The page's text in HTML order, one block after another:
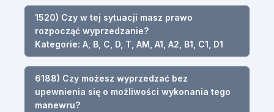
1520) Czy w tej sytuacji masz prawo
rozpocząć wyprzedzanie?
Kategorie: A, B, C, D, T, AM, A1, A2, B1, C1, D1
6188) Czy możesz wyprzedzać bez
upewnienia się o możliwości wykonania tego
manewru?